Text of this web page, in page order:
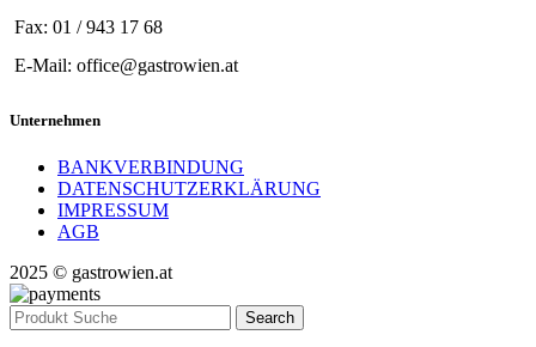
Fax: 01 / 943 17 68
E-Mail: office@gastrowien.at
Unternehmen
BANKVERBINDUNG
DATENSCHUTZERKLÄRUNG
IMPRESSUM
AGB
2025 © gastrowien.at
Search